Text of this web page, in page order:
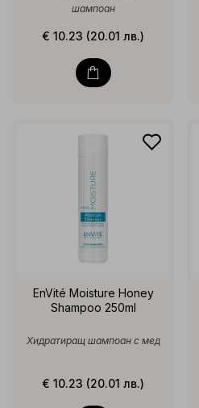
шампоан
€ 10.23 (20.01 лв.)
EnVité Moisture Honey
Shampoo 250ml
Хидратиращ шампоан с мед
€ 10.23 (20.01 лв.)